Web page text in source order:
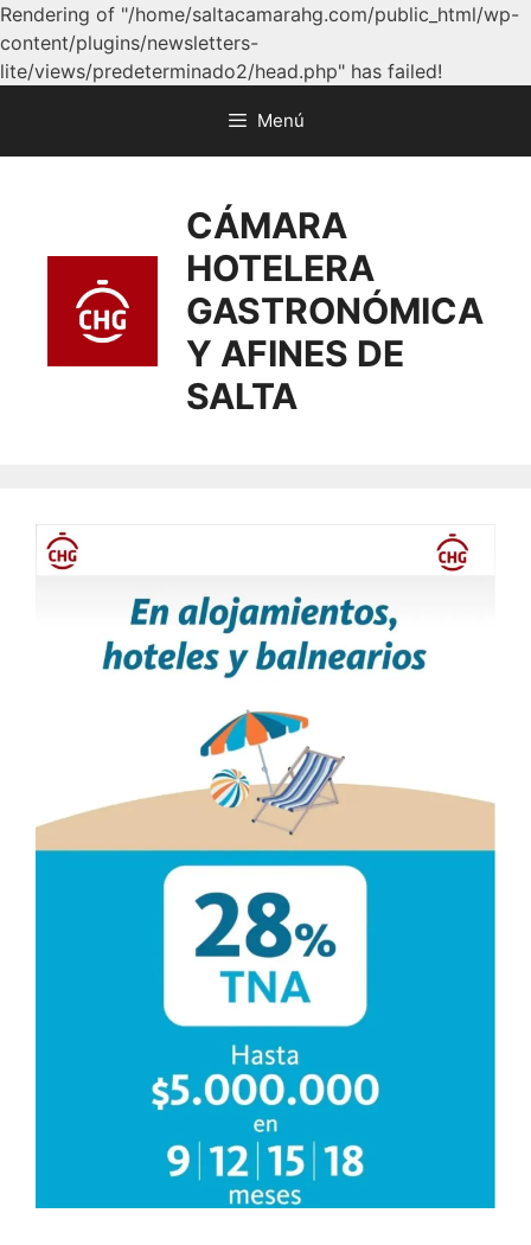
Rendering of "/home/saltacamarahg.com/public_html/wp-
content/plugins/newsletters-
lite/views/predeterminado2/head.php" has failed!
Menú
CÁMARA
HOTELERA
GASTRONÓMICA
Y AFINES DE
SALTA